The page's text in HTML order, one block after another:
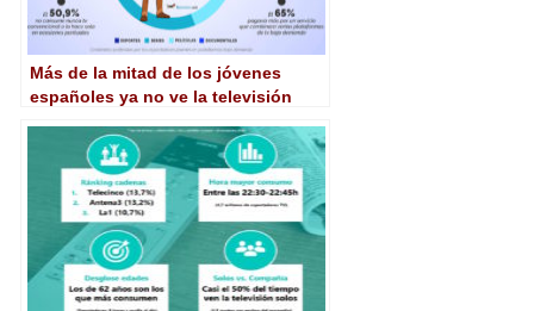
Más de la mitad de los jóvenes
españoles ya no ve la televisión